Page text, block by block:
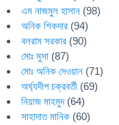
এম নাজমুল হাসান (98)
অনিক শিকদার (94)
বলরাম সরকার (90)
মোঃ মুসা (87)
মোঃ অনিক দেওয়ান (71)
অর্ঘ্যদীপ চক্রবর্তী (69)
নিয়াজ মাহমুদ(64)
সাহাদাত মানিক (60)